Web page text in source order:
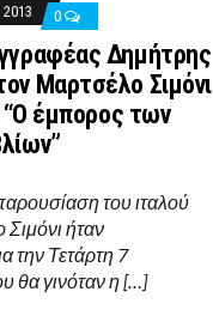
0
Δημήτρης
Μαρτσέλο Σιμόνι
“Ο έμπορος των
του ιταλού
ήταν
την Τετάρτη 7
θα γινόταν η […]